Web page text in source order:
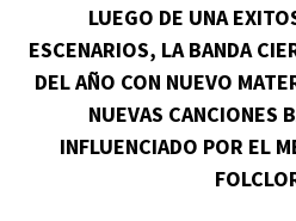
LUEGO DE UNA
ESCENARIOS, LA BANDA
DEL AÑO CON NUEVO
NUEVAS CANCIONES
INFLUENCIADO POR EL